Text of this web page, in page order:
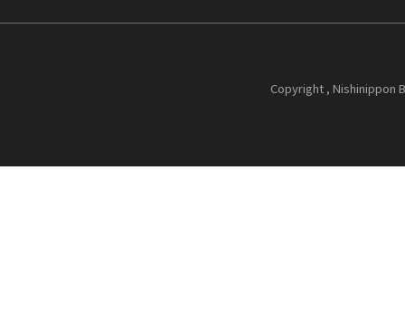
Copyright , Nishinippon